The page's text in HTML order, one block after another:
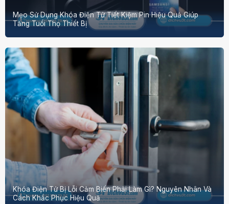
Mẹo Sử Dụng Khóa Điện Tử Tiết Kiệm Pin Hiệu Quả Giúp
Tăng Tuổi Thọ Thiết Bị
Khóa Điện Tử Bị Lỗi Cảm Biến Phải Làm Gì? Nguyên Nhân Và
Cách Khắc Phục Hiệu Quả